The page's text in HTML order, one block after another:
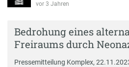
vor 3 Jahren
Bedrohung eines
Freiraums durch
Pressemitteilung Komplex,